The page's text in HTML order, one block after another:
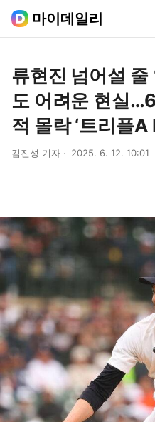
마이데일리
류현진 넘어설
도 어려운 현실
적 몰락 ‘트리플A
김진성 기자 2025. 6. 12. 10:01